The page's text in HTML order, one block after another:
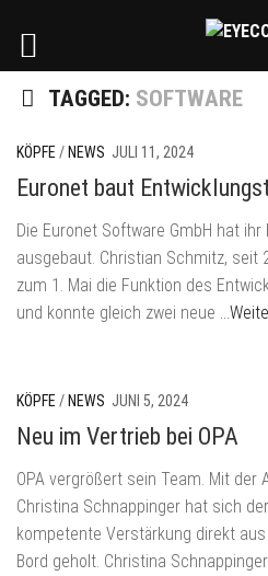
TAGGED: SOFTWARE
KÖPFE / NEWS JULI 11, 2024
Euronet baut
Die Euronet Software GmbH hat
ausgebaut. Christian Schmitz, seit
zum 1. Mai die Funktion des
und konnte gleich zwei neue
KÖPFE / NEWS JUNI 5, 2024
Neu im Vertrieb bei OPA
OPA vergrößert sein Team. Mit der
Christina Schnappinger hat sich
kompetente Verstärkung direkt
Bord geholt. Christina